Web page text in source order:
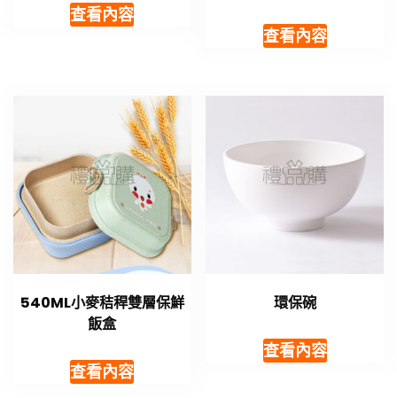
查看內容
查看內容
540ML小麥秸稈雙層保鮮
飯盒
查看內容
環保碗
查看內容